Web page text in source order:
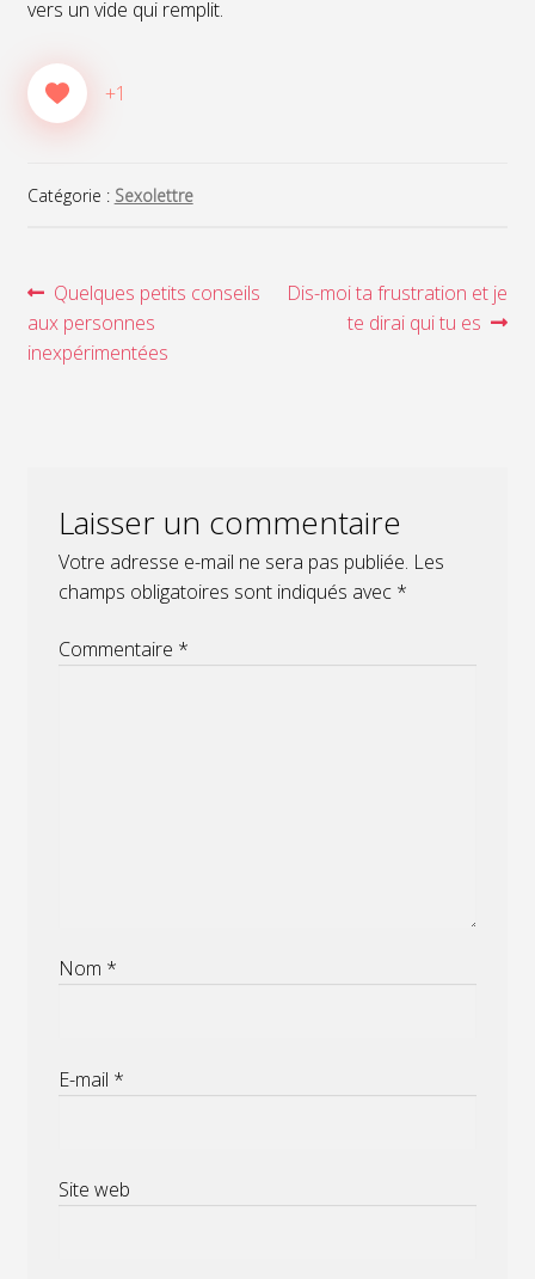
vers un vide qui remplit.
+1
Catégorie : Sexolettre
Navigation
de
l’article
Article
précédent :
Quelques petits conseils
aux personnes
inexpérimentées
Article
suivant :
Dis-moi ta frustration et je
te dirai qui tu es
Laisser un commentaire
Votre adresse e-mail ne sera pas publiée. Les
champs obligatoires sont indiqués avec *
Commentaire *
Nom *
E-mail *
Site web